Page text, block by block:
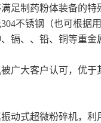
足制药粉体装备的特
不锈钢（也可根据
镉、、铅、铜等重金
广大客户认可，优于
动式超微粉碎机，利